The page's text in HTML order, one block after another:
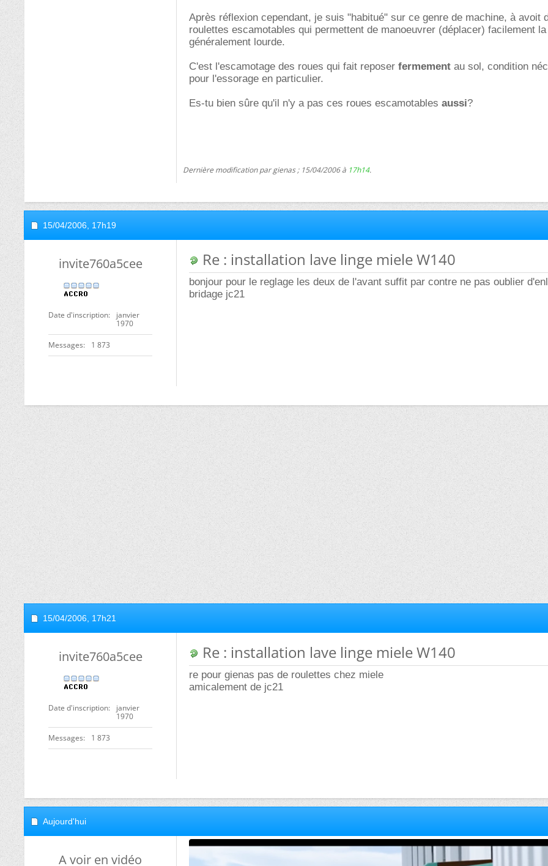
Après réflexion cependant, je suis "habitué" sur ce genre de machine, à avoit
roulettes escamotables qui permettent de manoeuvrer (déplacer) facilement
généralement lourde.
C'est l'escamotage des roues qui fait reposer fermement au sol, condition
pour l'essorage en particulier.
Es-tu bien sûre qu'il n'y a pas ces roues escamotables aussi?
Dernière modification par gienas ; 15/04/2006 à 17h14.
15/04/2006, 17h19
invite760a5cee
Date d'inscription
janvier
1970
Messages 1 873
Re : installation lave linge miele W140
bonjour pour le reglage les deux de l'avant suffit par contre ne pas oublier
bridage jc21
15/04/2006, 17h21
invite760a5cee
Date d'inscription
janvier
1970
Messages 1 873
Re : installation lave linge miele W140
re pour gienas pas de roulettes chez miele
amicalement de jc21
Aujourd'hui
A voir en vidéo